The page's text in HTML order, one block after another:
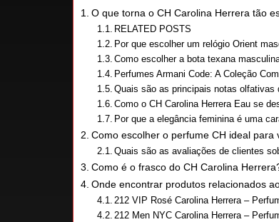
O que torna o CH Carolina Herrera tão
RELATED POSTS
Por que escolher um relógio Orient
Como escolher a bota texana
Perfumes Armani Code: A Coleção
Quais são as principais notas olfativas
Como o CH Carolina Herrera Eau se
Por que a elegância feminina é uma
Como escolher o perfume CH ideal para
Quais são as avaliações de clientes
Como é o frasco do CH Carolina
Onde encontrar produtos relacionados
212 VIP Rosé Carolina Herrera –
212 Men NYC Carolina Herrera –